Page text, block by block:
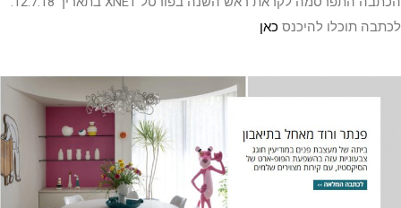
לכתבה תוכלו להיכנס כאן